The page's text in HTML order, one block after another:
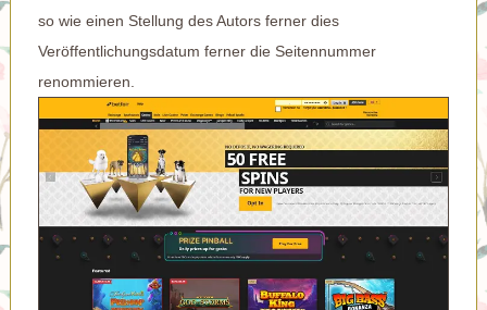
so wie einen Stellung des Autors ferner dies
Veröffentlichungsdatum ferner die Seitennummer
renommieren.